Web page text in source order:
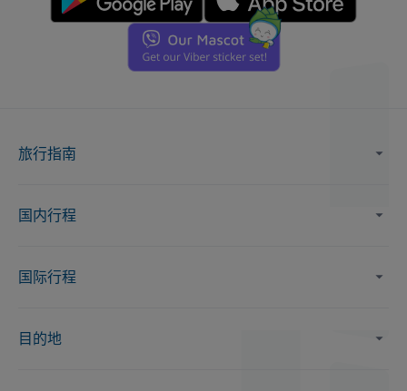
旅行指南
国内行程
国际行程
目的地